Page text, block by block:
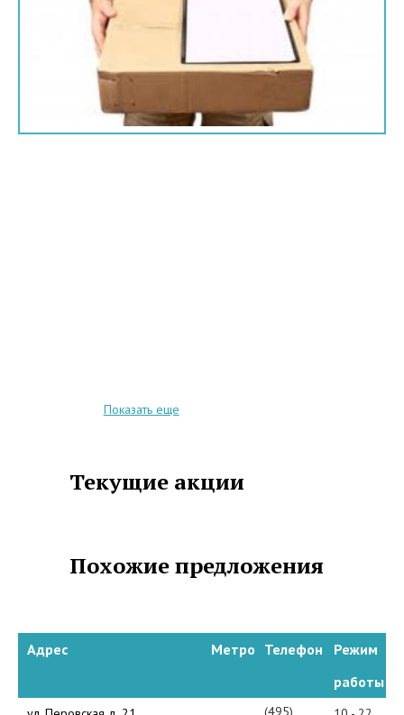
Показать еще
Текущие акции
Похожие предложения
Адрес Метро Телефон
Режим
работы
(495)